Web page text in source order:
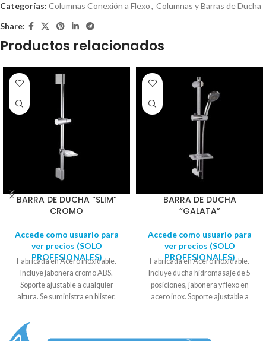
Categorías: Columnas Conexión a Flexo, Columnas y Barras de Ducha
Share:
Productos relacionados
BARRA DE DUCHA “SLIM”
CROMO
Accede como usuario para
ver precios (SOLO
PROFESIONALES)
Fabricada en Acero inoxidable.
Incluye jabonera cromo ABS.
Soporte ajustable a cualquier
altura. Se suministra en blister.
BARRA DE DUCHA
“GALATA”
Accede como usuario para
ver precios (SOLO
PROFESIONALES)
Fabricada en Acero inoxidable.
Incluye ducha hidromasaje de 5
posiciones, jabonera y flexo en
acero inox. Soporte ajustable a